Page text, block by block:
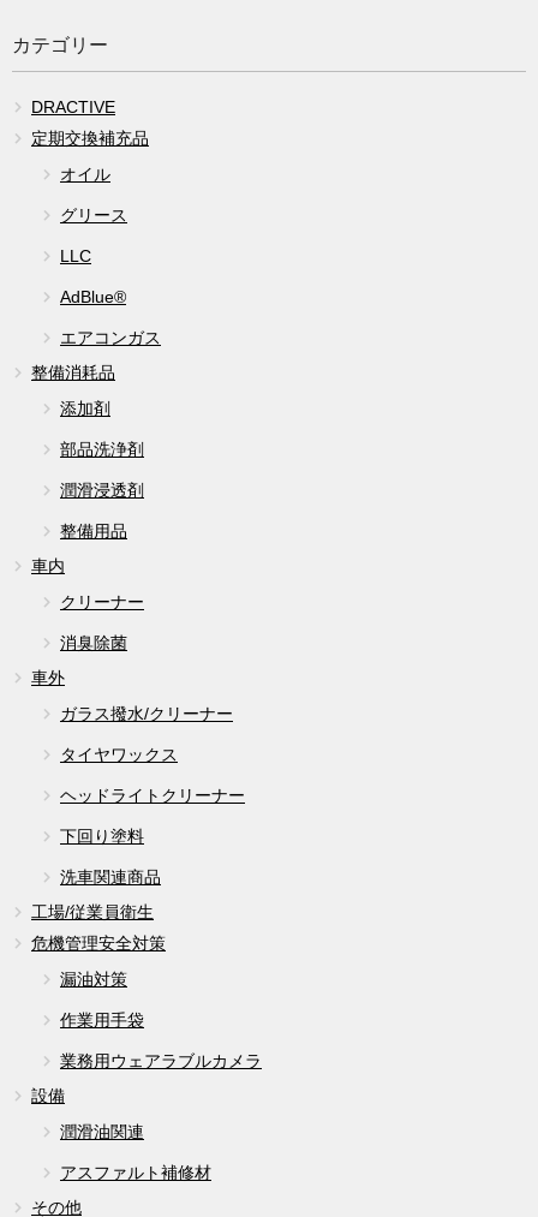
カテゴリー
DRACTIVE
定期交換補充品
オイル
グリース
LLC
AdBlue®
エアコンガス
整備消耗品
添加剤
部品洗浄剤
潤滑浸透剤
整備用品
車内
クリーナー
消臭除菌
車外
ガラス撥水/クリーナー
タイヤワックス
ヘッドライトクリーナー
下回り塗料
洗車関連商品
工場/従業員衛生
危機管理安全対策
漏油対策
作業用手袋
業務用ウェアラブルカメラ
設備
潤滑油関連
アスファルト補修材
その他